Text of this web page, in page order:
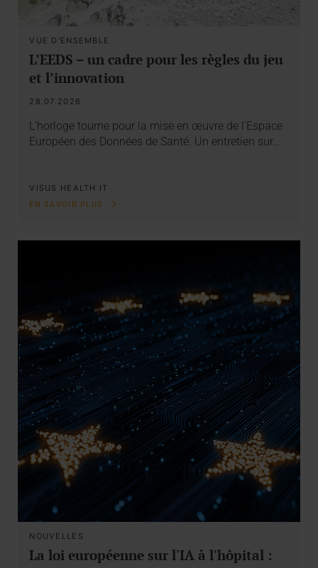
VUE D'ENSEMBLE
L’EEDS – un cadre pour les règles du jeu
et l’innovation
28.07.2026
L’horloge tourne pour la mise en œuvre de l’Espace
Européen des Données de Santé. Un entretien sur…
VISUS HEALTH IT
EN SAVOIR PLUS
NOUVELLES
La loi européenne sur l'IA à l'hôpital :